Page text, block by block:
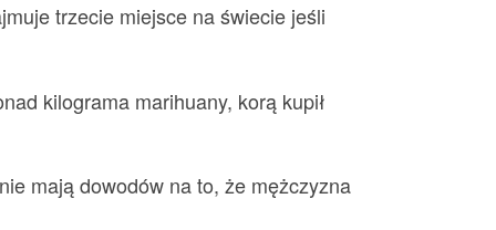
trzecie miejsce na świecie jeśli
kilograma marihuany, korą kupił
mają dowodów na to, że mężczyzna